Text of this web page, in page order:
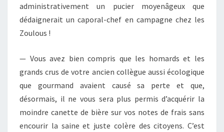
administrativement un pucier moyenâgeux que
dédaignerait un caporal-chef en campagne chez les
Zoulous !
— Vous avez bien compris que les homards et les
grands crus de votre ancien collègue aussi écologique
que gourmand avaient causé sa perte et que,
désormais, il ne vous sera plus permis d’acquérir la
moindre canette de bière sur vos notes de frais sans
encourir la saine et juste colère des citoyens. C’est